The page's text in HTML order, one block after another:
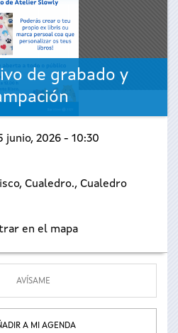
de grabado y
junio, 2026 - 10:30
Cualedro., Cualedro
en el mapa
AVÍSAME
A MI AGENDA